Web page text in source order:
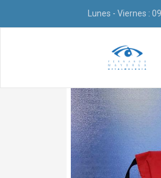
Lunes - Viernes :